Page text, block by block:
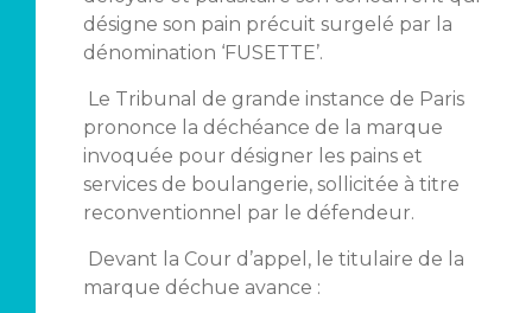
désigne son pain précuit surgelé par la
dénomination ‘FUSETTE’.
Le Tribunal de grande instance de Paris
prononce la déchéance de la marque
invoquée pour désigner les pains et
services de boulangerie, sollicitée à titre
reconventionnel par le défendeur.
Devant la Cour d’appel, le titulaire de la
marque déchue avance :